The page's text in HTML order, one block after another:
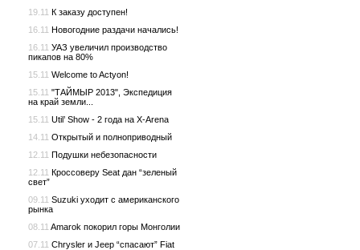
19.11 К заказу доступен!
16.11 Новогодние раздачи начались!
16.11 УАЗ увеличил производство
пикапов на 80%
15.11 Welcome to Actyon!
15.11 "ТАЙМЫР 2013", Экспедиция
на край земли...
15.11 Util’ Show - 2 года на X-Arena
14.11 Открытый и полноприводный
12.11 Подушки небезопасности
12.11 Кроссоверу Seat дан “зеленый
свет”
09.11 Suzuki уходит с американского
рынка
08.11 Amarok покорил горы Монголии
07.11 Chrysler и Jeep “спасают” Fiat